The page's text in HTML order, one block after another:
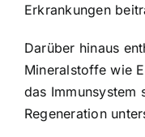
Erkrankungen
Darüber hinaus
Mineralstoffe wie
das Immunsystem
Regeneration